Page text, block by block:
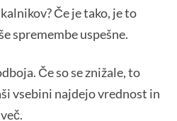
Če je tako, je to
spremembe uspešne.
Če so se znižale, to
vsebini najdejo vrednost in